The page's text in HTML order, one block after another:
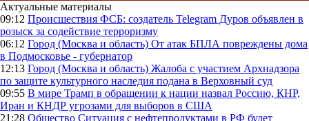
Актуальные материалы
09:12 Происшествия ФСБ: создатель Telegram Дуров объявлен в
розыск за содействие терроризму
06:12 Город (Москва и область) От атак БПЛА повреждены дома
в Подмосковье - губернатор
12:13 Город (Москва и область) Жалоба с участием Архнадзора
по защите культурного наследия подана в Верховный суд
09:55 В мире Трамп в обращении к нации назвал Россию, КНР,
Иран и КНДР угрозами для выборов в США
21:28 Общество Ситуация с нефтепродуктами в РФ будет